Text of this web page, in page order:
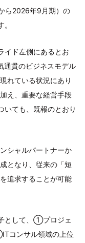
ら2026年9月期）の
イド左側にあるとお
通貫のビジネスモデル
れている状況にあり
え、重要な経営手段
いても、既報のとおり
シャルパートナーか
となり、従来の「短
追求することが可能
として、①プロジェ
コンサル領域の上位